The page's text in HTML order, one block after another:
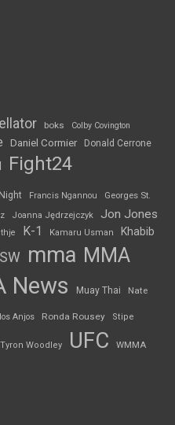
boks Colby Covington
Daniel Cormier Donald Cerrone
Fight24
Francis Ngannou
Georges St.
Joanna Jędrzejczyk Jon Jones
K-1 Kamaru Usman Khabib
mma MMA
News Muay Thai Nate
Anjos Ronda Rousey Stipe
Tyron Woodley UFC WMMA